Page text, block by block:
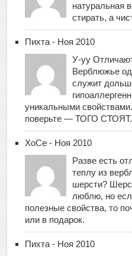
натуральная
стирать, а
Пихта - Ноя 2010
У-уу
Верблюжье
служит
уникальными
поверьте — ТОГО СТОЯТ.
ХоСе - Ноя 2010
Разве есть
теплу из
шерсти?
люблю, но
полезные свойства, то
или в подарок.
Пихта - Ноя 2010